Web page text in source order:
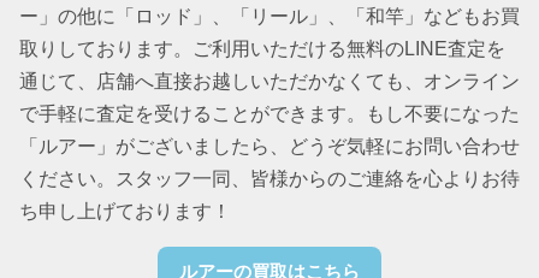
ー」の他に「ロッド」、「リール」、「和竿」などもお買
取りしております。ご利用いただける無料のLINE査定を
通じて、店舗へ直接お越しいただかなくても、オンライン
で手軽に査定を受けることができます。もし不要になった
「ルアー」がございましたら、どうぞ気軽にお問い合わせ
ください。スタッフ一同、皆様からのご連絡を心よりお待
ち申し上げております！
ルアーの買取はこちら